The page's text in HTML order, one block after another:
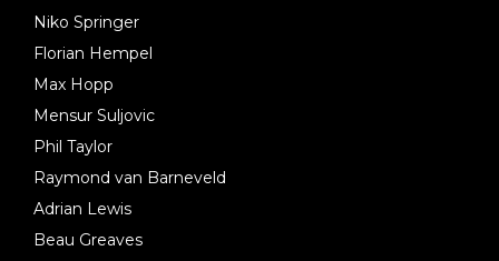
Niko Springer
Florian Hempel
Max Hopp
Mensur Suljovic
Phil Taylor
Raymond van Barneveld
Adrian Lewis
Beau Greaves